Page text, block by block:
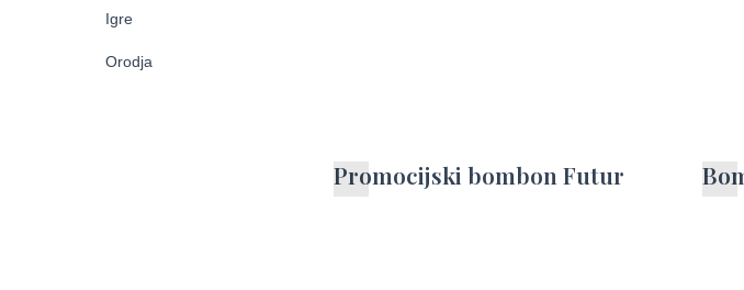
Igre
Orodja
Promocijski bombon Futur